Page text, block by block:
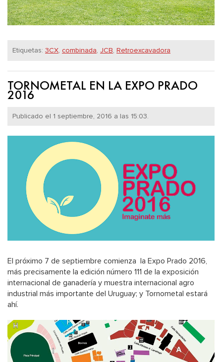
Etiquetas: 3CX, combinada, JCB, Retroexcavadora
TORNOMETAL EN LA EXPO PRADO
2016
Publicado el 1 septiembre, 2016 a las 15:03.
El próximo 7 de septiembre comienza la Expo Prado 2016,
más precisamente la edición número 111 de la exposición
internacional de ganadería y muestra internacional agro
industrial más importante del Uruguay; y Tornometal estará
ahí.